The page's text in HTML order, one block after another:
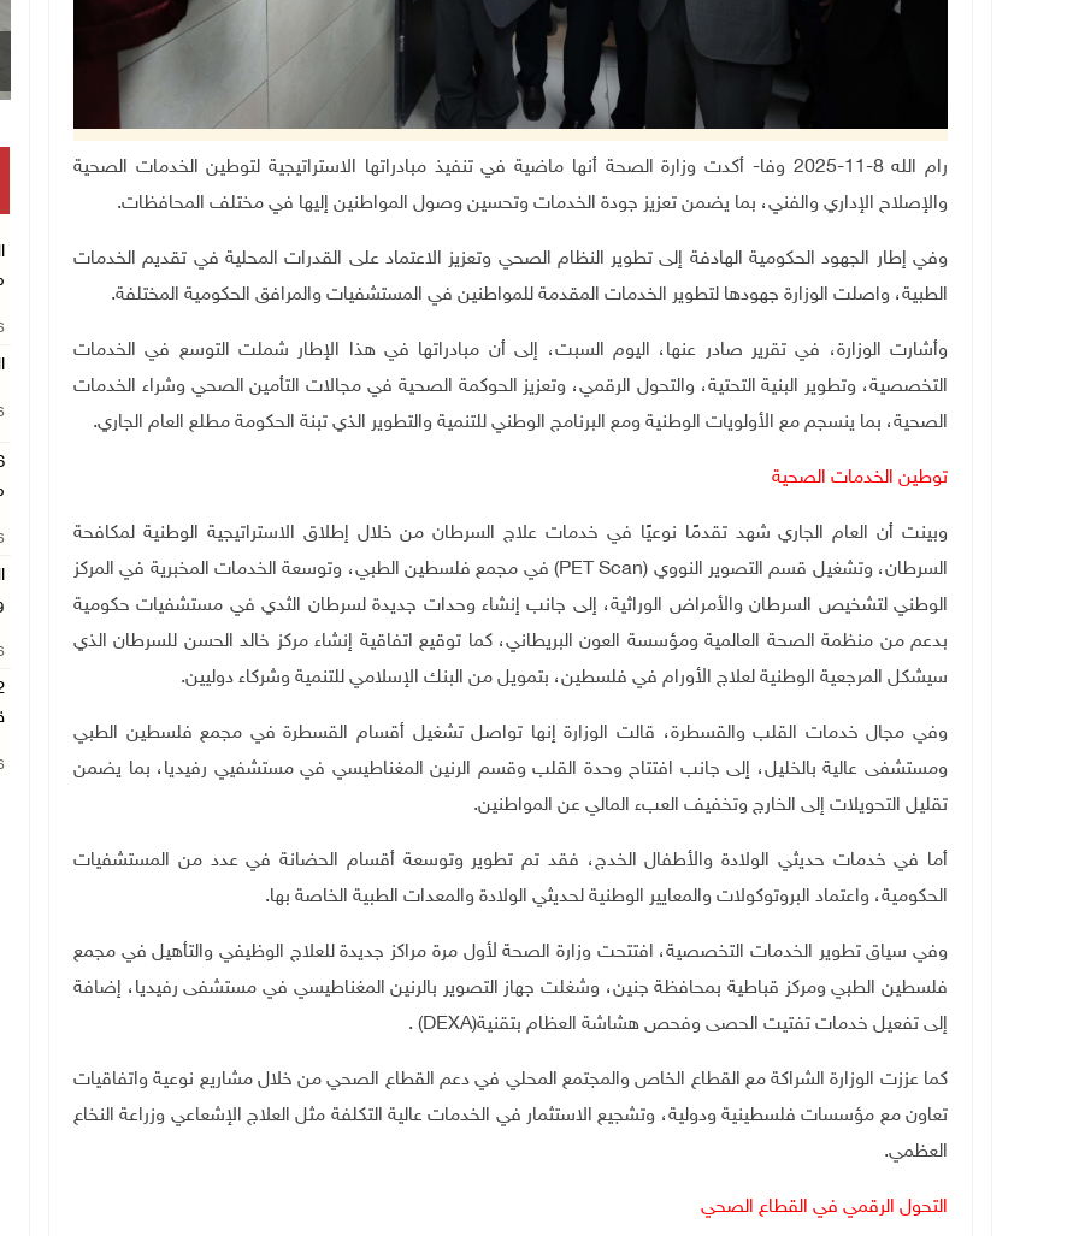
رام الله 8-11-2025 وفا- أكدت وزارة الصحة أنها ماضية في تنفيذ مبادراتها الاستراتيجية لتوطين الخدمات الصحية
والإصلاح الإداري والفني، بما يضمن تعزيز جودة الخدمات وتحسين وصول المواطنين إليها في مختلف المحافظات.
وفي إطار الجهود الحكومية الهادفة إلى تطوير النظام الصحي وتعزيز الاعتماد على القدرات المحلية في تقديم الخدمات
الطبية، واصلت الوزارة جهودها لتطوير الخدمات المقدمة للمواطنين في المستشفيات والمرافق الحكومية المختلفة.
وأشارت الوزارة، في تقرير صادر عنها، اليوم السبت، إلى أن مبادراتها في هذا الإطار شملت التوسع في الخدمات
التخصصية، وتطوير البنية التحتية، والتحول الرقمي، وتعزيز الحوكمة الصحية في مجالات التأمين الصحي وشراء الخدمات
الصحية، بما ينسجم مع الأولويات الوطنية ومع البرنامج الوطني للتنمية والتطوير الذي تبنة الحكومة مطلع العام الجاري.
توطين الخدمات الصحية
وبينت أن العام الجاري شهد تقدمًا نوعيًا في خدمات علاج السرطان من خلال إطلاق الاستراتيجية الوطنية لمكافحة
السرطان، وتشغيل قسم التصوير النووي (PET Scan) في مجمع فلسطين الطبي، وتوسعة الخدمات المخبرية في المركز
الوطني لتشخيص السرطان والأمراض الوراثية، إلى جانب إنشاء وحدات جديدة لسرطان الثدي في مستشفيات حكومية
بدعم من منظمة الصحة العالمية ومؤسسة العون البريطاني، كما توقيع اتفاقية إنشاء مركز خالد الحسن للسرطان الذي
سيشكل المرجعية الوطنية لعلاج الأورام في فلسطين، بتمويل من البنك الإسلامي للتنمية وشركاء دوليين.
وفي مجال خدمات القلب والقسطرة، قالت الوزارة إنها تواصل تشغيل أقسام القسطرة في مجمع فلسطين الطبي
ومستشفى عالية بالخليل، إلى جانب افتتاح وحدة القلب وقسم الرنين المغناطيسي في مستشفيي رفيديا، بما يضمن
تقليل التحويلات إلى الخارج وتخفيف العبء المالي عن المواطنين.
أما في خدمات حديثي الولادة والأطفال الخدج، فقد تم تطوير وتوسعة أقسام الحضانة في عدد من المستشفيات
الحكومية، واعتماد البروتوكولات والمعايير الوطنية لحديثي الولادة والمعدات الطبية الخاصة بها.
وفي سياق تطوير الخدمات التخصصية، افتتحت وزارة الصحة لأول مرة مراكز جديدة للعلاج الوظيفي والتأهيل في مجمع
فلسطين الطبي ومركز قباطية بمحافظة جنين، وشغلت جهاز التصوير بالرنين المغناطيسي في مستشفى رفيديا، إضافة
إلى تفعيل خدمات تفتيت الحصى وفحص هشاشة العظام بتقنية(DEXA)
.
كما عززت الوزارة الشراكة مع القطاع الخاص والمجتمع المحلي في دعم القطاع الصحي من خلال مشاريع نوعية واتفاقيات
تعاون مع مؤسسات فلسطينية ودولية، وتشجيع الاستثمار في الخدمات عالية التكلفة مثل العلاج الإشعاعي وزراعة النخاع
العظمي.
التحول الرقمي في القطاع الصحي